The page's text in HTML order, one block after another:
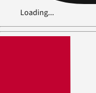
Loading...